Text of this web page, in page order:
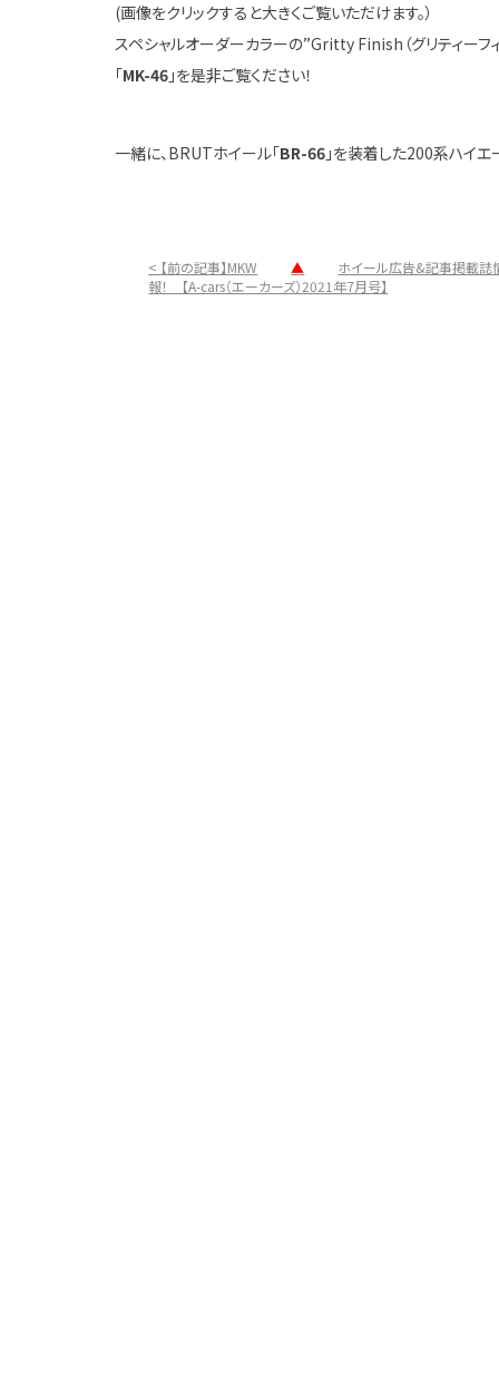
(画像をクリックすると大きくご覧いただけます。）
スペシャルオーダーカラーの”Gritty Finish（グリティーフ
「MK-46 」を是非ご覧ください！
一緒に、BRUTホイール「BR-66 」を装着した200系ハイ
< 【前の記事】MKW ▲
ホイール広告&記事掲載誌
報！ 【A-cars（エーカーズ）2021年7月号】